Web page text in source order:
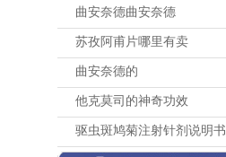
曲安奈德曲安奈德
苏孜阿甫片哪里有卖
曲安奈德的
他克莫司的神奇功效
驱虫斑鸠菊注射针剂说明书